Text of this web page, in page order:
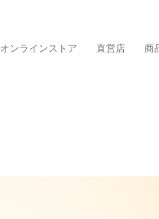
オンラインストア 直営店 商